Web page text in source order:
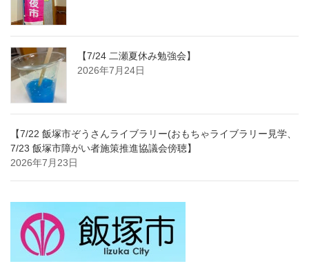
【7/24 二瀬夏休み勉強会】
2026年7月24日
【7/22 飯塚市ぞうさんライブラリー(おもちゃライブラリー見学、
7/23 飯塚市障がい者施策推進協議会傍聴】
2026年7月23日